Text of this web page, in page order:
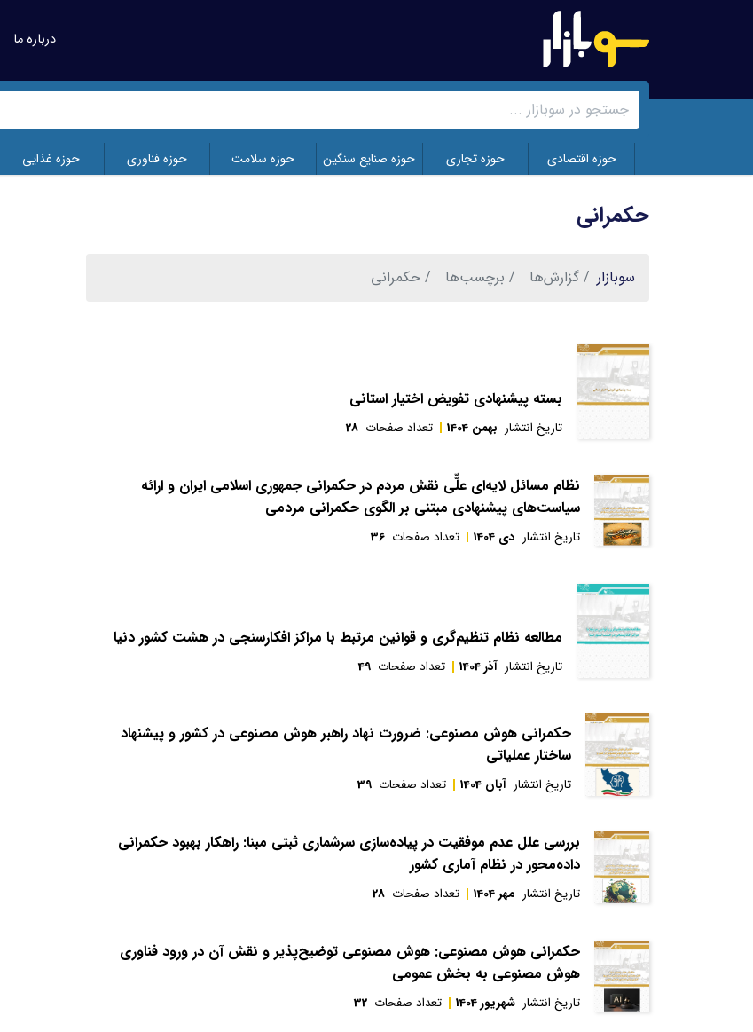
درباره ما
حوزه اقتصادی حوزه تجاری حوزه صنایع سنگین حوزه سلامت حوزه فناوری حوزه غذایی
حکمرانی
سوبازار گزارش‌ها برچسب‌ها حکمرانی
بسته پیشنهادی تفویض اختیار استانی
تاریخ انتشار بهمن 1404 تعداد صفحات 28
نظام مسائل لایه‌ای علّّی نقش مردم در حکمرانی جمهوری اسلامی ایران و ارائه
سیاست‌های پیشنهادی مبتنی بر الگوی حکمرانی مردمی
تاریخ انتشار دی 1404 تعداد صفحات 36
مطالعه نظام تنظیم‌گری و قوانین مرتبط با مراکز افکارسنجی در هشت کشور دنیا
تاریخ انتشار آذر 1404 تعداد صفحات 49
حکمرانی هوش مصنوعی: ضرورت نهاد راهبر هوش مصنوعی در کشور و پیشنهاد
ساختار عملیاتی
تاریخ انتشار آبان 1404 تعداد صفحات 39
بررسی علل عدم موفقیت در پیاده‌سازی سرشماری ثبتی مبنا: راهکار بهبود حکمرانی
داده‌محور در نظام آماری کشور
تاریخ انتشار مهر 1404 تعداد صفحات 28
حکمرانی هوش مصنوعی: هوش مصنوعی توضیح‌پذیر و نقش آن در ورود فناوری
هوش مصنوعی به بخش عمومی
تاریخ انتشار شهریور 1404 تعداد صفحات 32